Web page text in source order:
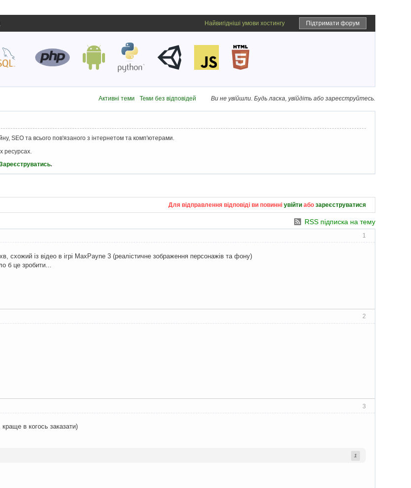
Підтримати форум
Найвигідніші умови хостингу
Ви не увійшли. Будь ласка, увійдіть або зареєструйтесь.
Активні теми Теми без відповідей
SEO та всього пов'язаного з інтернетом та комп'ютерами.
ресурсах.
.
Для відправлення відповіді ви повинні увійти або зареєструватися
RSS підписка на тему
1
схожий із відео в ігрі MaxPayne 3 (реалістичне зображення персонажів та фону)
б це зробити...
2
3
в когось заказати)
1